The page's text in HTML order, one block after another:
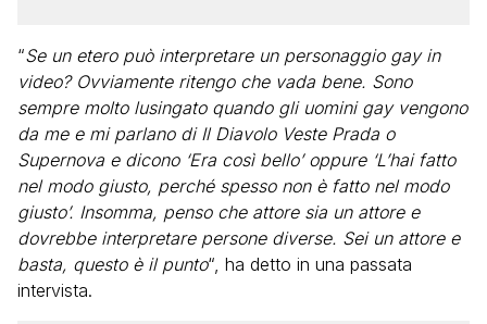
“Se un etero può interpretare un personaggio gay in
video? Ovviamente ritengo che vada bene. Sono
sempre molto lusingato quando gli uomini gay vengono
da me e mi parlano di Il Diavolo Veste Prada o
Supernova e dicono ‘Era così bello’ oppure ‘L’hai fatto
nel modo giusto, perché spesso non è fatto nel modo
giusto’. Insomma, penso che attore sia un attore e
dovrebbe interpretare persone diverse. Sei un attore e
basta, questo è il punto“, ha detto in una passata
intervista.